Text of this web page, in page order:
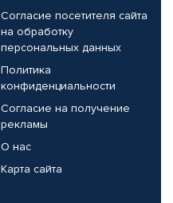
Согласие посетителя сайта
на обработку
персональных данных
Политика
конфиденциальности
Согласие на получение
рекламы
О нас
Карта сайта